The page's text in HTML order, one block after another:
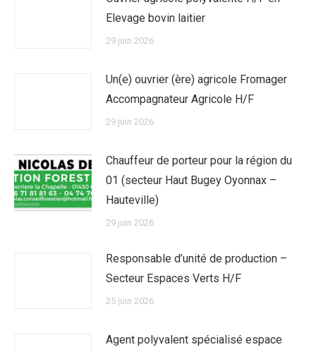
Elevage bovin laitier
29 juin 2026
Un(e) ouvrier (ère) agricole Fromager
Accompagnateur Agricole H/F
29 juin 2026
Chauffeur de porteur pour la région du
01 (secteur Haut Bugey Oyonnax –
Hauteville)
29 juin 2026
Responsable d’unité de production –
Secteur Espaces Verts H/F
25 juin 2026
Agent polyvalent spécialisé espace